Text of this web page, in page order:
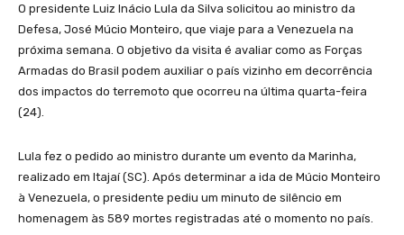
O presidente Luiz Inácio Lula da Silva solicitou ao ministro da
Defesa, José Múcio Monteiro, que viaje para a Venezuela na
próxima semana. O objetivo da visita é avaliar como as Forças
Armadas do Brasil podem auxiliar o país vizinho em decorrência
dos impactos do terremoto que ocorreu na última quarta-feira
(24).
Lula fez o pedido ao ministro durante um evento da Marinha,
realizado em Itajaí (SC). Após determinar a ida de Múcio Monteiro
à Venezuela, o presidente pediu um minuto de silêncio em
homenagem às 589 mortes registradas até o momento no país.